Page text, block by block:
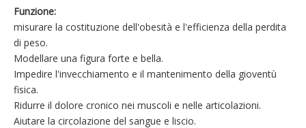
Funzione:
misurare la costituzione dell'obesità e l'efficienza della perdita
di peso.
Modellare una figura forte e bella.
Impedire l'invecchiamento e il mantenimento della gioventù
fisica.
Ridurre il dolore cronico nei muscoli e nelle articolazioni.
Aiutare la circolazione del sangue e liscio.